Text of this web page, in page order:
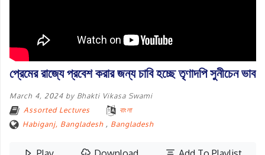
প্রেমের রাজ্যে প্রবেশ করার জন্য চাবি হচ্ছে তৃণাদপি সুনীচেন ভাব
March 4, 2024 by Bhakti Vikasa Swami
Assorted Lectures
বাংলা
Habiganj, Bangladesh , Bangladesh